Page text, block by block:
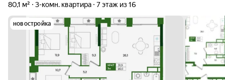
80,1 м²
3-комн. квартира 7 этаж из 16
новостройка